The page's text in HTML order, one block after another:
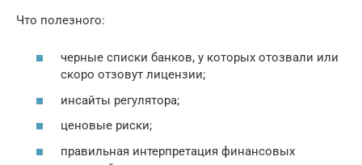
Что полезного:
черные списки банков, у которых отозвали или
скоро отзовут лицензии;
инсайты регулятора;
ценовые риски;
правильная интерпретация финансовых